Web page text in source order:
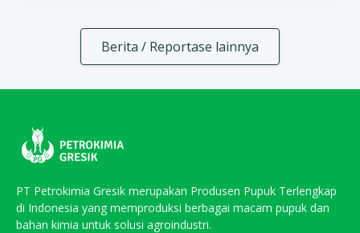
Berita / Reportase lainnya
PT Petrokimia Gresik merupakan Produsen Pupuk Terlengkap
di Indonesia yang memproduksi berbagai macam pupuk dan
bahan kimia untuk solusi agroindustri.